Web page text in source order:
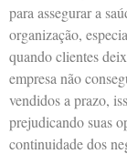
para assegurar a
organização,
quando clientes
empresa não
vendidos a prazo,
prejudicando suas
continuidade dos